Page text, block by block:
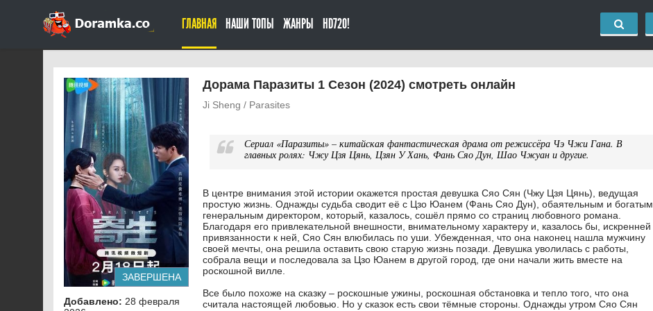
ГЛАВНАЯ НАШИ ТОПЫ ЖАНРЫ HD720!
Дорама Паразиты 1 Сезон (2024) смотреть онлайн
Ji Sheng / Parasites
Сериал «Паразиты» – китайская фантастическая драма от режиссёра Чэ Чжи Гана. В
главных ролях: Чжу Цзя Цянь, Цзян У Хань, Фань Сяо Дун, Шао Чжуан и другие.
В центре внимания этой истории окажется простая девушка Сяо Сян (Чжу Цзя Цянь), ведущая
простую жизнь. Однажды судьба сводит её с Цзо Юанем (Фань Сяо Дун), обаятельным и богатым
генеральным директором, который, казалось, сошёл прямо со страниц любовного романа.
Благодаря его привлекательной внешности, внимательному характеру и, казалось бы, искренней
привязанности к ней, Сяо Сян влюбилась по уши. Убежденная, что она наконец нашла мужчину
своей мечты, она решила оставить свою старую жизнь позади. Девушка уволилась с работы,
собрала вещи и последовала за Цзо Юанем в другой город, где они начали жить вместе на
роскошной вилле.
Все было похоже на сказку – роскошные ужины, роскошная обстановка и тепло того, что она
считала настоящей любовью. Но у сказок есть свои тёмные стороны. Однажды утром Сяо Сян
ЗАВЕРШЕНА
Добавлено: 28 февраля